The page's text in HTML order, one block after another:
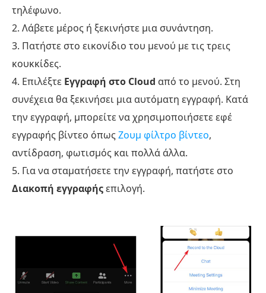
τηλέφωνο.
2. Λάβετε μέρος ή ξεκινήστε μια συνάντηση.
3. Πατήστε στο εικονίδιο του μενού με τις τρεις
κουκκίδες.
4. Επιλέξτε Εγγραφή στο Cloud από το μενού. Στη
συνέχεια θα ξεκινήσει μια αυτόματη εγγραφή. Κατά
την εγγραφή, μπορείτε να χρησιμοποιήσετε εφέ
εγγραφής βίντεο όπωςΖουμ φίλτρο βίντεο,
αντίδραση, φωτισμός και πολλά άλλα.
5. Για να σταματήσετε την εγγραφή, πατήστε στο
Διακοπή εγγραφήςεπιλογή.